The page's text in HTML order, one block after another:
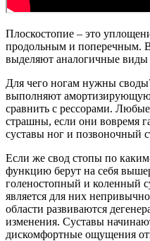
Плоскостопие – это
продольным и поперечным.
выделяют аналогичные виды
Для чего ногам нужны
выполняют
сравнить с рессорами.
страшны, если они вовремя
суставы ног и позвоночный
Если же свод стопы по
функцию берут на себя
голеностопный и коленный
является для них
области развиваются
изменения. Суставы
дискомфортные ощущения